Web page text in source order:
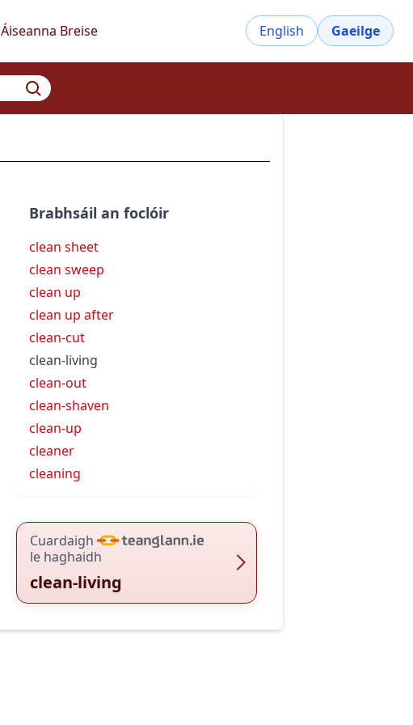
Áiseanna Breise English Gaeilge
Brabhsáil an foclóir
clean sheet
clean sweep
clean up
clean up after
clean-cut
clean-living
clean-out
clean-shaven
clean-up
cleaner
cleaning
Cuardaigh
le haghaidh
clean-living